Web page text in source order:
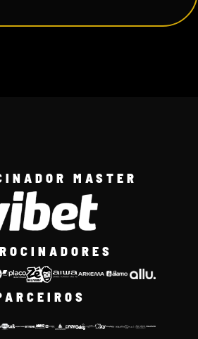
MASTER